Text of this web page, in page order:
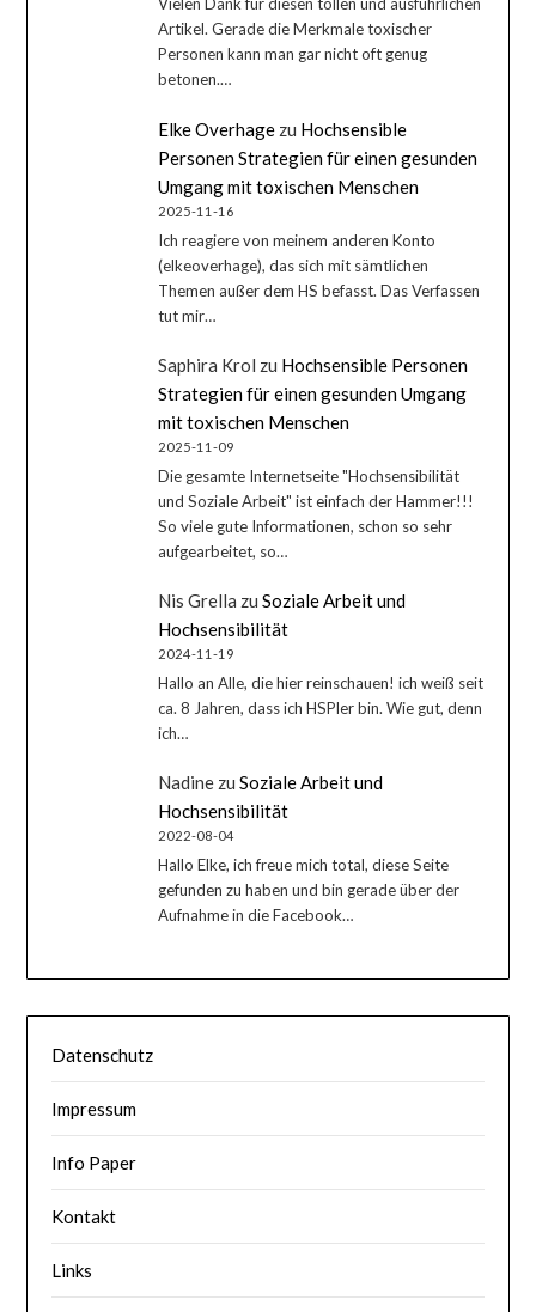
Vielen Dank für diesen tollen und ausführlichen
Artikel. Gerade die Merkmale toxischer
Personen kann man gar nicht oft genug
betonen.…
Elke Overhage zu Hochsensible
Personen Strategien für einen gesunden
Umgang mit toxischen Menschen
2025-11-16
Ich reagiere von meinem anderen Konto
(elkeoverhage), das sich mit sämtlichen
Themen außer dem HS befasst. Das Verfassen
tut mir…
Saphira Krol zu Hochsensible Personen
Strategien für einen gesunden Umgang
mit toxischen Menschen
2025-11-09
Die gesamte Internetseite "Hochsensibilität
und Soziale Arbeit" ist einfach der Hammer!!!
So viele gute Informationen, schon so sehr
aufgearbeitet, so…
Nis Grella zuSoziale Arbeit und
Hochsensibilität
2024-11-19
Hallo an Alle, die hier reinschauen! ich weiß seit
ca. 8 Jahren, dass ich HSPler bin. Wie gut, denn
ich…
Nadine zuSoziale Arbeit und
Hochsensibilität
2022-08-04
Hallo Elke, ich freue mich total, diese Seite
gefunden zu haben und bin gerade über der
Aufnahme in die Facebook…
Datenschutz
Impressum
Info Paper
Kontakt
Links